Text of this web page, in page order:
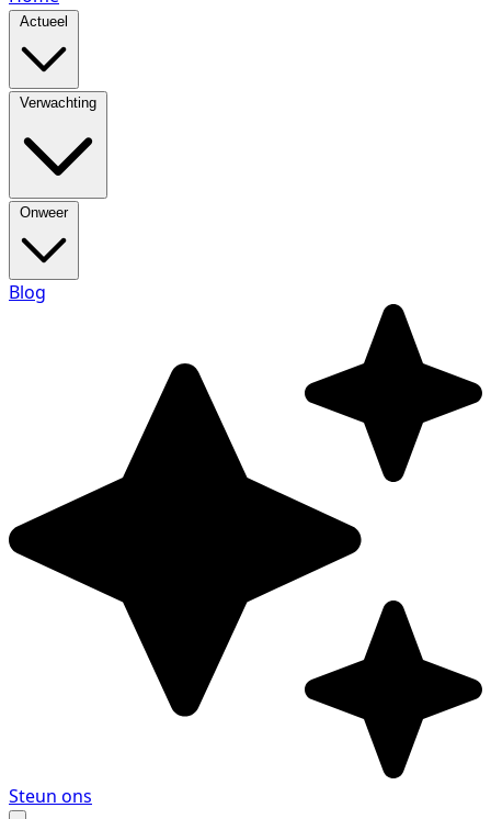
Actueel
Verwachting
Onweer
Blog
Steun ons